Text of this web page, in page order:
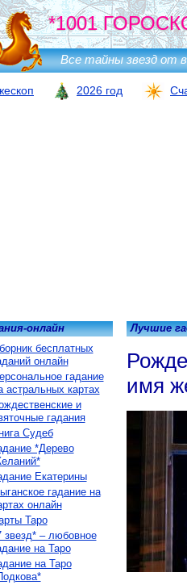
*1001
Все тайны звезд от
2026 год
Лучшие
имя
онлайн
бесплатных
онлайн
гадание
астральных картах
и
гадания
Судеб
*Дерево
Екатерины
гадание на
онлайн
Таро
звезд* – любовное
на Таро
на Таро